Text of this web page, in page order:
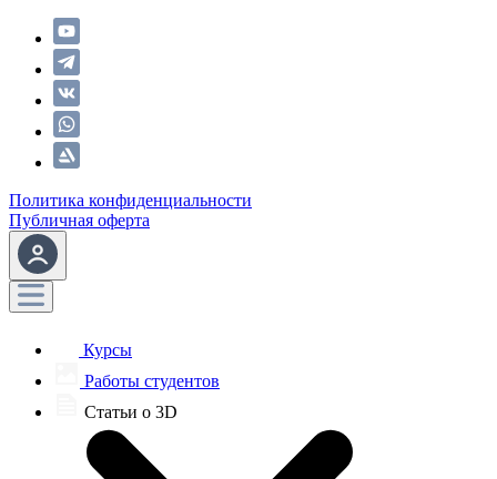
Политика конфиденциальности
Публичная оферта
Курсы
Работы студентов
Статьи о 3D